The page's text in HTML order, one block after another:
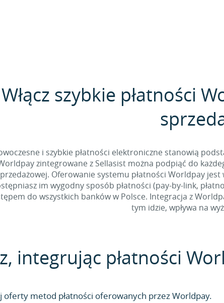
Włącz szybkie płatności
i szybkie płatności elektroniczne stanowią
zintegrowane z Sellasist można podpiąć do
Oferowanie systemu płatności Worldpay
im wygodny sposób płatności (pay-by-link,
do wszystkich banków w Polsce. Integracja z
tym idzie, wpływa na
integrując płatności
oferty metod płatności oferowanych przez Worldpay.